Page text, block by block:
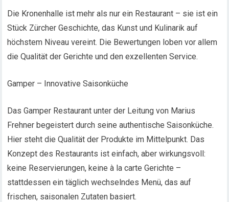
Die Kronenhalle ist mehr als nur ein Restaurant – sie ist ein
Stück Zürcher Geschichte, das Kunst und Kulinarik auf
höchstem Niveau vereint. Die Bewertungen loben vor allem
die Qualität der Gerichte und den exzellenten Service.
Gamper – Innovative Saisonküche
Das Gamper Restaurant unter der Leitung von Marius
Frehner begeistert durch seine authentische Saisonküche.
Hier steht die Qualität der Produkte im Mittelpunkt. Das
Konzept des Restaurants ist einfach, aber wirkungsvoll:
keine Reservierungen, keine à la carte Gerichte –
stattdessen ein täglich wechselndes Menü, das auf
frischen, saisonalen Zutaten basiert.